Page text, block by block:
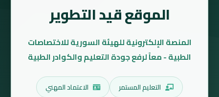
الموقع قيد التطوير
المنصة الإلكترونية للهيئة السورية للاختصاصات
الطبية - معاً لرفع جودة التعليم والكوادر الطبية
التعليم المستمر
الاعتماد المهني